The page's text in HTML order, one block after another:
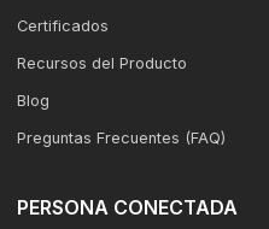
Certificados
Recursos del Producto
Blog
Preguntas Frecuentes (FAQ)
PERSONA CONECTADA